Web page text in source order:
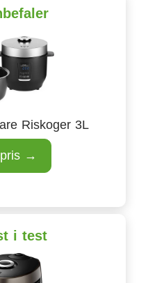
Riskoger 3L
→
i test